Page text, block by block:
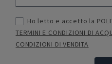
Ho letto e accetto la
TERMINI E CONDIZIONI DI
CONDIZIONI DI VENDITA